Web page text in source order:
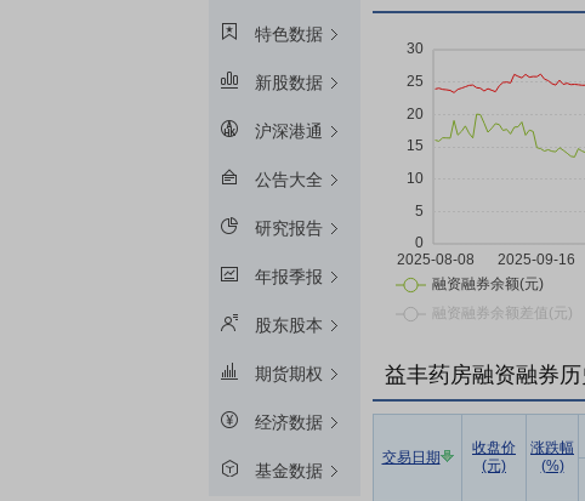
特色数据
新股数据
沪深港通
公告大全
研究报告
年报季报
股东股本
期货期权
经济数据
基金数据
益丰药房融资融券
交易日期
收盘价
(元)
涨跌幅
(%)